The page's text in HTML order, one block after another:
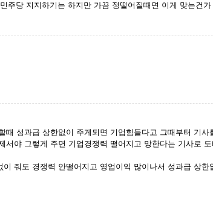
주당 지지하기는 하지만 가끔 정떨어질때면 이게 맞는건
때 성과급 상한없이 주게되면 기업힘들다고 그때부터 기
서야 그렇게 주면 기업경쟁력 떨어지고 망한다는 기사로
줘도 경쟁력 안떨어지고 영업이익 많이나서 성과급 상